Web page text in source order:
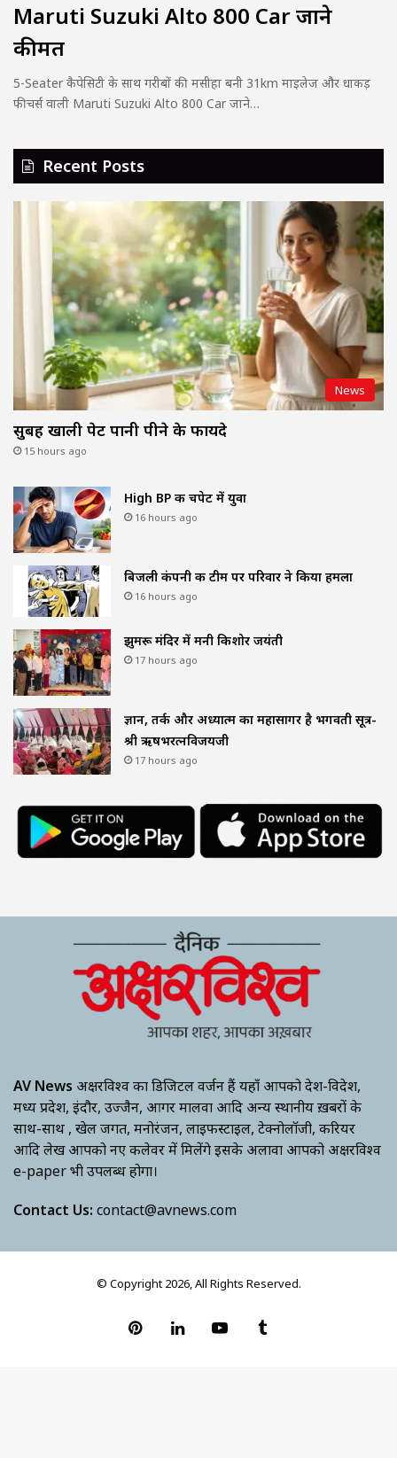
Maruti Suzuki Alto 800 Car जाने
कीमत
5-Seater कैपेसिटी के साथ गरीबों की मसीहा बनी 31km माइलेज और धाकड़
फीचर्स वाली Maruti Suzuki Alto 800 Car जाने…
Recent Posts
News
सुबह खाली पेट पानी पीने के फायदे
15 hours ago
High BP की चपेट में युवा
16 hours ago
बिजली कंपनी की टीम पर परिवार ने किया हमला
16 hours ago
झुमरू मंदिर में मनी किशोर जयंती
17 hours ago
ज्ञान, तर्क और अध्यात्म का महासागर है भगवती सूत्र-
श्री ऋषभरत्नविजयजी
17 hours ago
AV News अक्षरविश्व का डिजिटल वर्जन हैं यहाँ आपको देश-विदेश,
मध्य प्रदेश, इंदौर, उज्जैन, आगर मालवा आदि अन्य स्थानीय ख़बरों के
साथ-साथ , खेल जगत, मनोरंजन, लाइफस्टाइल, टेक्नोलॉजी, करियर
आदि लेख आपको नए कलेवर में मिलेंगे इसके अलावा आपको अक्षरविश्व
e-paper भी उपलब्ध होगा।
Contact Us: contact@avnews.com
© Copyright 2026, All Rights Reserved.
PinterestLinkedInYouTubeTumblr